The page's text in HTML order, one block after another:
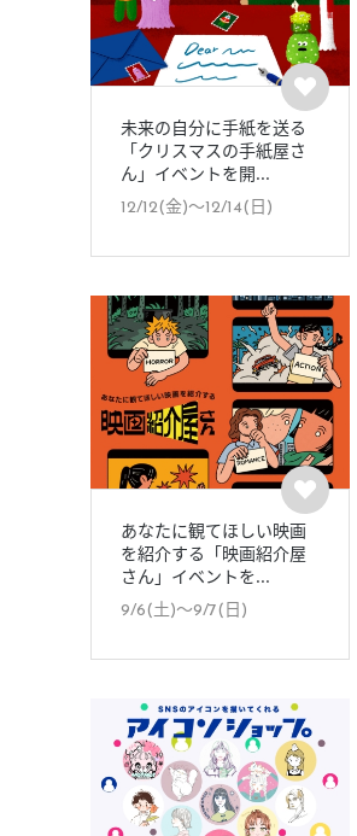
未来の自分に手紙を送る
「クリスマスの手紙屋さ
ん」イベントを開...
12/12(金)〜12/14(日)
あなたに観てほしい映画
を紹介する「映画紹介屋
さん」イベントを...
9/6(土)〜9/7(日)